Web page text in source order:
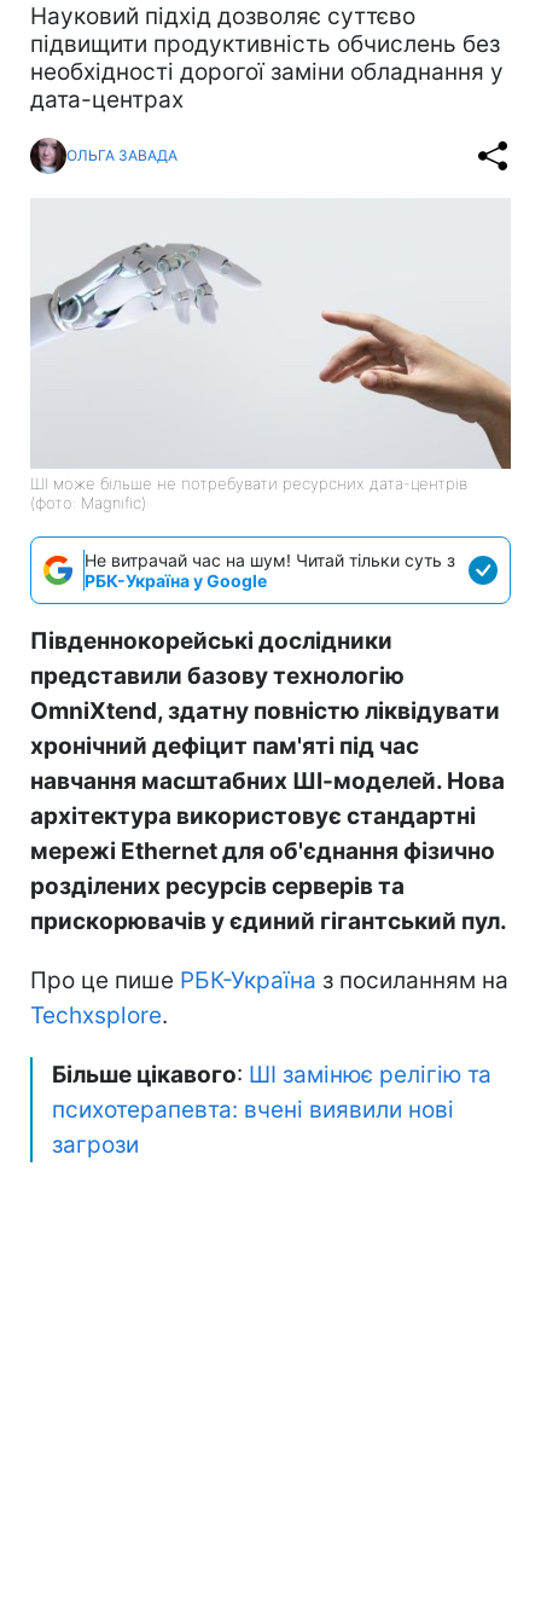
Науковий підхід дозволяє суттєво
підвищити продуктивність обчислень без
необхідності дорогої заміни обладнання у
дата-центрах
ОЛЬГА ЗАВАДА
ШІ може більше не потребувати ресурсних дата-центрів
(фото: Magnific)
Не витрачай час на шум! Читай тільки суть з
РБК-Україна у Google
Південнокорейські дослідники
представили базову технологію
OmniXtend, здатну повністю ліквідувати
хронічний дефіцит пам'яті під час
навчання масштабних ШІ-моделей. Нова
архітектура використовує стандартні
мережі Ethernet для об'єднання фізично
розділених ресурсів серверів та
прискорювачів у єдиний гігантський пул.
Про це пише РБК-Україна з посиланням на
Techxsplore.
Більше цікавого: ШІ замінює релігію та
психотерапевта: вчені виявили нові
загрози